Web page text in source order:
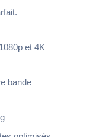
et 4K
bande